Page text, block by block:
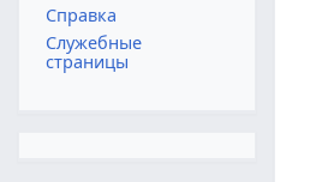
Справка
Служебные
страницы